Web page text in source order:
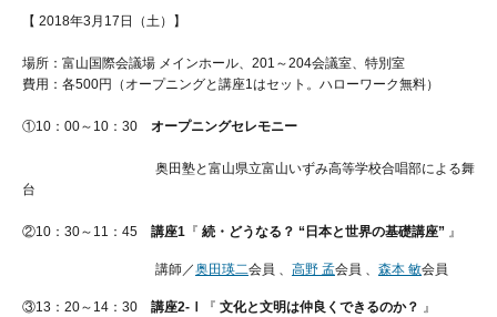
【 2018年3月17日（土）】
場所：富山国際会議場 メインホール、201～204会議室、特別室
費用：各500円（オープニングと講座1はセット。ハローワーク無料）
①10：00～10：30 オープニングセレモニー
奥田塾と富山県立富山いずみ高等学校合唱部による舞
台
②10：30～11：45 講座1 『 続・どうなる？ “日本と世界の基礎講座” 』
講師／奥田瑛二会員 、 高野 孟会員 、 森本 敏会員
③13：20～14：30 講座2-Ⅰ 『 文化と文明は仲良くできるのか？ 』